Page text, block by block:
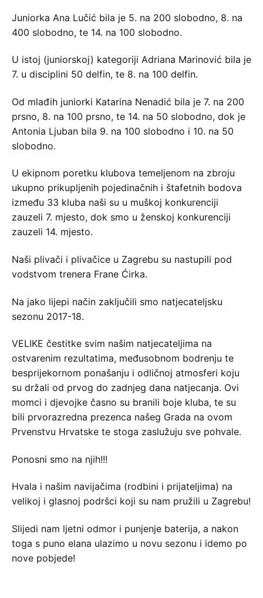
Juniorka Ana Lučić bila je 5. na 200 slobodno, 8. na
400 slobodno, te 14. na 100 slobodno.
U istoj (juniorskoj) kategoriji Adriana Marinović bila je
7. u disciplini 50 delfin, te 8. na 100 delfin.
Od mlađih juniorki Katarina Nenadić bila je 7. na 200
prsno, 8. na 100 prsno, te 14. na 50 slobodno, dok je
Antonia Ljuban bila 9. na 100 slobodno i 10. na 50
slobodno.
U ekipnom poretku klubova temeljenom na zbroju
ukupno prikupljenih pojedinačnih i štafetnih bodova
između 33 kluba naši su u muškoj konkurenciji
zauzeli 7. mjesto, dok smo u ženskoj konkurenciji
zauzeli 14. mjesto.
Naši plivači i plivačice u Zagrebu su nastupili pod
vodstvom trenera Frane Ćirka.
Na jako lijepi način zaključili smo natjecateljsku
sezonu 2017-18.
VELIKE čestitke svim našim natjecateljima na
ostvarenim rezultatima, međusobnom bodrenju te
besprijekornom ponašanju i odličnoj atmosferi koju
su držali od prvog do zadnjeg dana natjecanja. Ovi
momci i djevojke časno su branili boje kluba, te su
bili prvorazredna prezenca našeg Grada na ovom
Prvenstvu Hrvatske te stoga zaslužuju sve pohvale.
Ponosni smo na njih!!!
Hvala i našim navijačima (rodbini i prijateljima) na
velikoj i glasnoj podršci koji su nam pružili u Zagrebu!
Slijedi nam ljetni odmor i punjenje baterija, a nakon
toga s puno elana ulazimo u novu sezonu i idemo po
nove pobjede!